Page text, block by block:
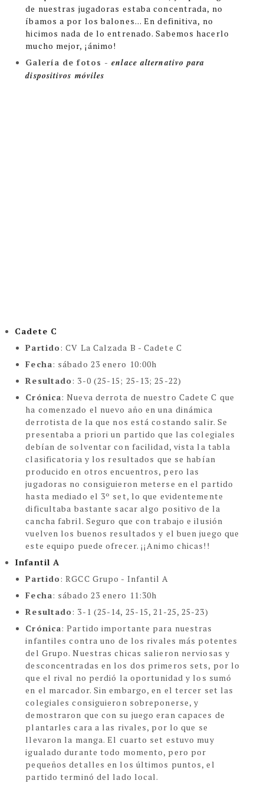
de nuestras jugadoras estaba concentrada, no
íbamos a por los balones... En definitiva, no
hicimos nada de lo entrenado. Sabemos hacerlo
mucho mejor, ¡ánimo!
Galería de fotos - enlace alternativo para
dispositivos móviles
Cadete C
Partido:CV La Calzada B - Cadete C
Fecha: sábado 23 enero 10:00h
Resultado: 3-0 (25-15; 25-13; 25-22)
Crónica:Nueva derrota de nuestro Cadete C que
ha comenzado el nuevo año en una dinámica
derrotista de la que nos está costando salir. Se
presentaba a priori un partido que las colegiales
debían de solventar con facilidad, vista la tabla
clasificatoria y los resultados que se habían
producido en otros encuentros, pero las
jugadoras no consiguieron meterse en el partido
hasta mediado el 3º set, lo que evidentemente
dificultaba bastante sacar algo positivo de la
cancha fabril. Seguro que con trabajo e ilusión
vuelven los buenos resultados y el buen juego que
este equipo puede ofrecer. ¡¡Animo chicas!!
Infantil A
Partido:RGCC Grupo - Infantil A
Fecha: sábado 23 enero 11:30h
Resultado: 3-1 (25-14, 25-15, 21-25, 25-23)
Crónica:Partido importante para nuestras
infantiles contra uno de los rivales más potentes
del Grupo. Nuestras chicas salieron nerviosas y
desconcentradas en los dos primeros sets, por lo
que el rival no perdió la oportunidad y los sumó
en el marcador. Sin embargo, en el tercer set las
colegiales consiguieron sobreponerse, y
demostraron que con su juego eran capaces de
plantarles cara a las rivales, por lo que se
llevaron la manga. El cuarto set estuvo muy
igualado durante todo momento, pero por
pequeños detalles en los últimos puntos, el
partido terminó del lado local.